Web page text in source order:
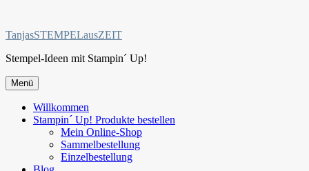
springen
TanjasSTEMPELausZEIT
Stempel-Ideen mit Stampin´ Up!
Menü
Willkommen
Stampin´ Up! Produkte bestellen
Mein Online-Shop
Sammelbestellung
Einzelbestellung